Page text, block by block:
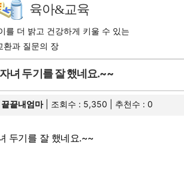
육아&교육
를 더 밝고 건강하게 키울 수 있는
환과 질문의 장
자녀 두기를 잘 했네요.~~
끝끝내엄마| 조회수 : 5,350 | 추천수 :0
두기를 잘 했네요.~~